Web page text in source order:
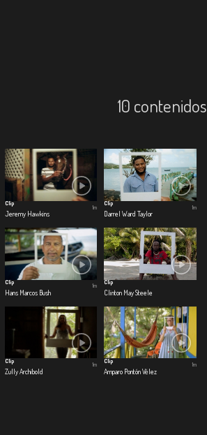
10 contenidos
Clip
Jeremy Hawkins
1m
Clip
Darrel Ward Taylor
1m
Clip
Hans Marcos Bush
1m
Clip
Clinton May Steele
Clip
Zully Archibold
1m
Clip
Amparo Pontón Vélez
1m